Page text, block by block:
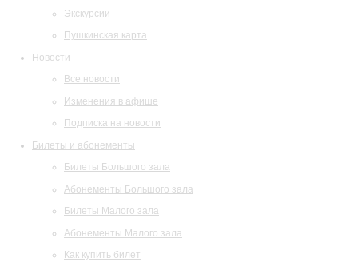
Экскурсии
Пушкинская карта
Новости
Все новости
Изменения в афише
Подписка на новости
Билеты и абонементы
Билеты Большого зала
Абонементы Большого зала
Билеты Малого зала
Абонементы Малого зала
Как купить билет